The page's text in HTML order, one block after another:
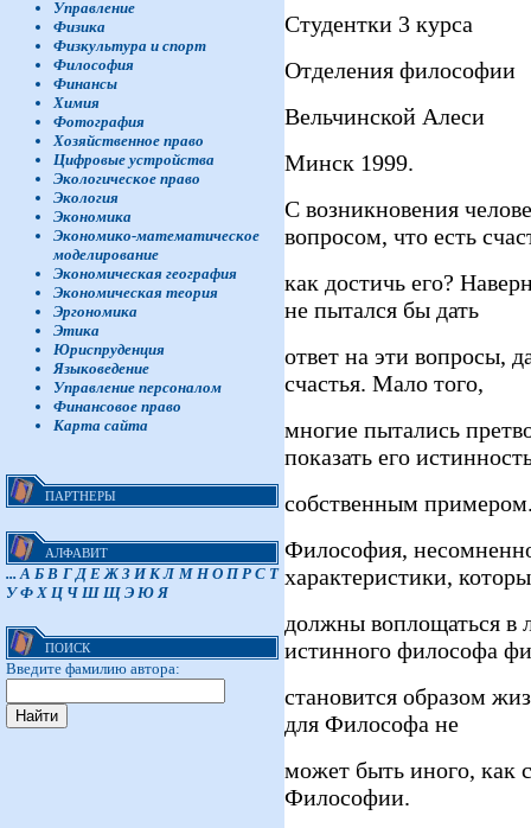
Управление
Физика
Физкультура и спорт
Философия
Финансы
Химия
Фотография
Хозяйственное право
Цифровые устройства
Экологическое право
Экология
Экономика
Экономико-математическое
моделирование
Экономическая география
Экономическая теория
Эргономика
Этика
Юриспруденция
Языковедение
Управление персоналом
Финансовое право
Карта сайта
ПАРТНЕРЫ
АЛФАВИТ
... А Б В Г Д Е Ж З И К Л М Н О П Р С Т
У Ф Х Ц Ч Ш Щ Э Ю Я
ПОИСК
Введите фамилию автора:
Студентки 3 курса
Отделения философии
Вельчинской Алеси
Минск 1999.
С возникновения
вопросом, что есть
как достичь его?
не пытался бы дать
ответ на эти вопросы,
счастья. Мало того,
многие пытались
показать его
собственным
Философия,
характеристики,
должны воплощаться в
истинного философа
становится образом
для Философа не
может быть иного, как
Философии.